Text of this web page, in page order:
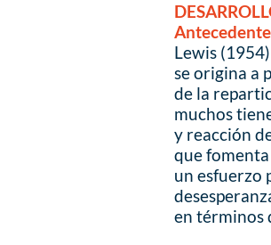
Lewis
se origina a
de la
muchos
y reacción
que
un esfuerzo
en términos